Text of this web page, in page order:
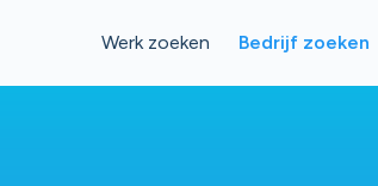
Werk zoeken Bedrijf zoeken